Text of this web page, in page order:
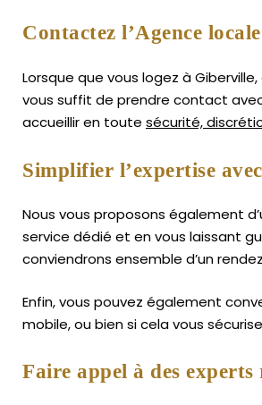
Contactez l’Agence
Lorsque que vous logez à
vous suffit de prendre contact
accueillir en toute sécurité,
Simplifier l’expertise
Nous vous proposons également
service dédié et en vous laissant
conviendrons ensemble d’un
Enfin, vous pouvez également
mobile, ou bien si cela vous
Faire appel à des experts